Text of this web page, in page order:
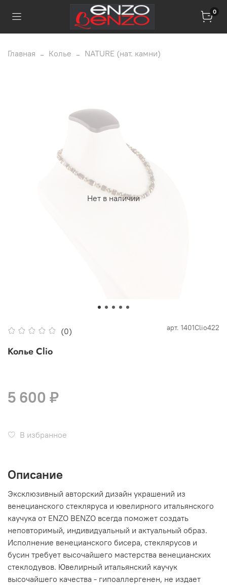
0
Главная Колье NATURE (нат. камни)
Нет в наличии
(0) арт. 1401Clio422
Колье Clio
5 600 ₽
В избранное
Описание
Эксклюзивный авторский дизайн украшений из
венецианского стекляруса и ювелирного итальянского
каучука от ENZO BENZO всегда поможет создать
неповторимый, индивидуальный и актуальный образ.
Исполнение венецианского бисера, стеклярусов и
бусин требует высочайшего мастерства венецианских
стеклодувов. Ювелирный итальянский каучук
высочайшего качества - гипоаллергенен, не издает